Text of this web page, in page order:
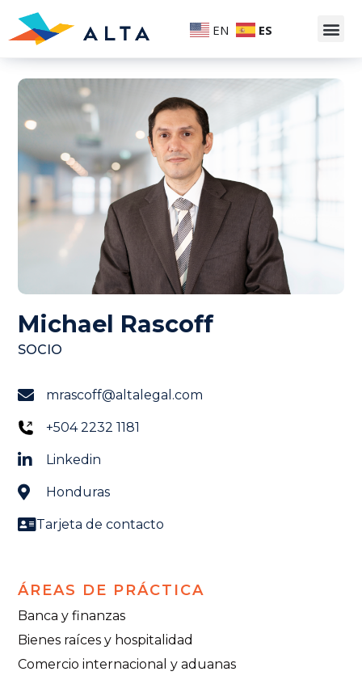
EN ES
Michael Rascoff
SOCIO
mrascoff@altalegal.com
+504 2232 1181
Linkedin
Honduras
Tarjeta de contacto
ÁREAS DE PRÁCTICA
Banca y finanzas
Bienes raíces y hospitalidad
Comercio internacional y aduanas